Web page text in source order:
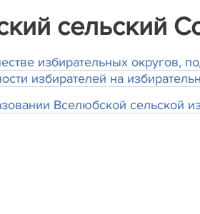
сельский
избирательных округов,
избирателей на
Вселюбской сельской